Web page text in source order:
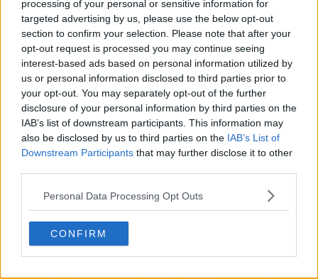
processing of your personal or sensitive information for
targeted advertising by us, please use the below opt-out
section to confirm your selection. Please note that after your
opt-out request is processed you may continue seeing
interest-based ads based on personal information utilized by
us or personal information disclosed to third parties prior to
your opt-out. You may separately opt-out of the further
disclosure of your personal information by third parties on the
IAB’s list of downstream participants. This information may
also be disclosed by us to third parties on the IAB’s List of
Downstream Participants that may further disclose it to other
Personal Data Processing Opt Outs
CONFIRM
20 de rețete de salate de vară fără prelucrare termică
06.08.2026